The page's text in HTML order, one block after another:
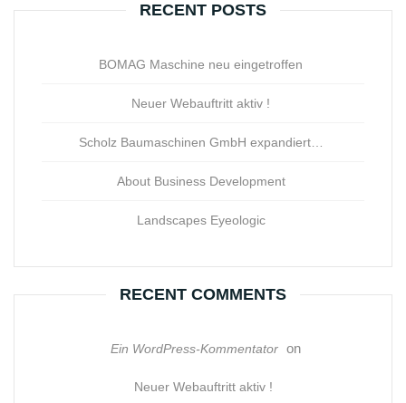
RECENT POSTS
BOMAG Maschine neu eingetroffen
Neuer Webauftritt aktiv !
Scholz Baumaschinen GmbH expandiert…
About Business Development
Landscapes Eyeologic
RECENT COMMENTS
Ein WordPress-Kommentator on
Neuer Webauftritt aktiv !